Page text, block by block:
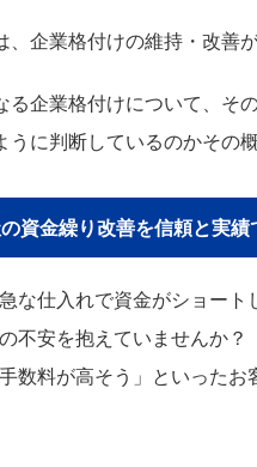
企業格付けの維持・改善が
企業格付けについて、そ
に判断しているのかその
資金繰り改善を信頼と実績
な仕入れで資金がショー
不安を抱えていませんか？
数料が高そう」といった